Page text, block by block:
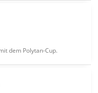
dem Polytan-Cup.